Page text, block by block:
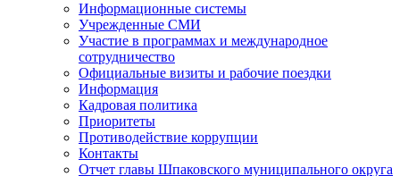
Информационные системы
Учрежденные СМИ
Участие в программах и международное
сотрудничество
Официальные визиты и рабочие поездки
Информация
Кадровая политика
Приоритеты
Противодействие коррупции
Контакты
Отчет главы Шпаковского муниципального округа